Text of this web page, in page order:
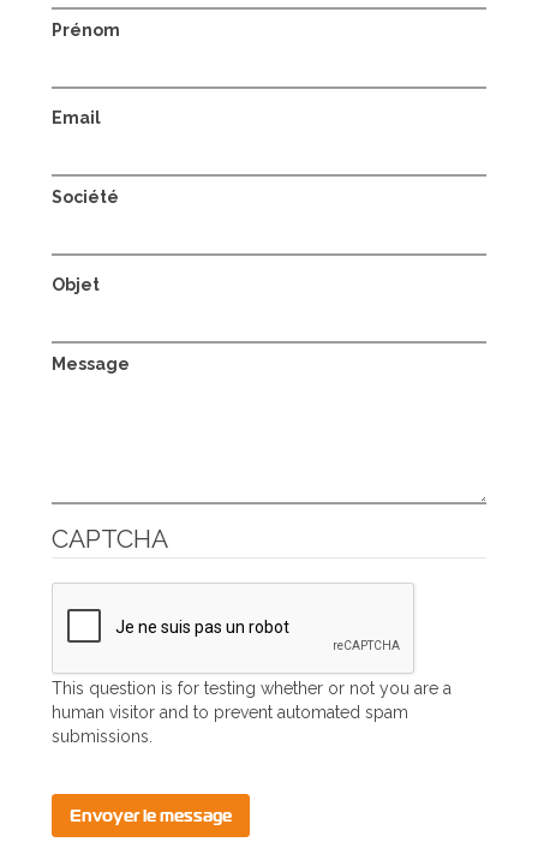
Prénom
Email
Société
Objet
Message
CAPTCHA
This question is for testing whether or not you are a
human visitor and to prevent automated spam
submissions.
Envoyer le message